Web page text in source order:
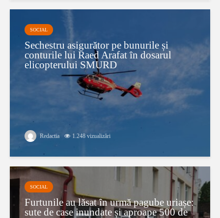
SOCIAL
Sechestru asigurător pe bunurile și
conturile lui Raed Arafat în dosarul
elicopterului SMURD
Redactia 1.248 vizualizări
SOCIAL
Furtunile au lăsat în urmă pagube uriașe:
sute de case inundate și aproape 500 de